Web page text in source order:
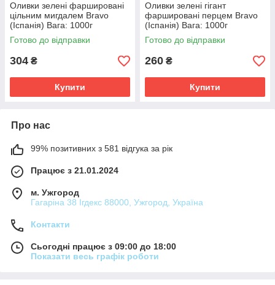
Оливки зелені фаршировані
цільним мигдалем Bravo
(Іспанія) Вага: 1000г
Готово до відправки
304 ₴
Купити
Оливки зелені гігант
фаршировані перцем Bravo
(Іспанія) Вага: 1000г
Готово до відправки
260 ₴
Купити
Про нас
99% позитивних з 581 відгука за рік
Працює з 21.01.2024
м. Ужгород
Гагаріна 38 Ігдекс 88000, Ужгород, Україна
Контакти
Сьогодні працює з 09:00 до 18:00
Показати весь графік роботи